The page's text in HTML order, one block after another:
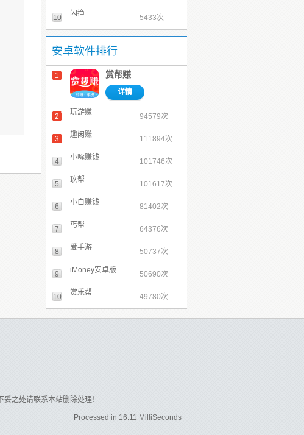
10 闪挣 5433次
安卓软件排行
1 赏帮赚
详情
2 玩游赚 94579次
3 趣闲赚 111894次
4 小啄赚钱 101746次
5 玖帮 101617次
6 小白赚钱 81402次
7 丐帮 64376次
8 爱手游 50737次
9 iMoney安卓版 50690次
10 赏乐帮 49780次
之处请联系本站删除处理！
Processed in 16.11 MilliSeconds